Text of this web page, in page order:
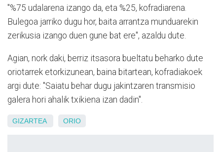
"%75 udalarena izango da, eta %25, kofradiarena.
Bulegoa jarriko dugu hor, baita arrantza munduarekin
zerikusia izango duen gune bat ere", azaldu dute.
Agian, nork daki, berriz itsasora bueltatu beharko dute
oriotarrek etorkizunean, baina bitartean, kofradiakoek
argi dute: "Saiatu behar dugu jakintzaren transmisio
galera hori ahalik txikiena izan dadin".
GIZARTEA ORIO